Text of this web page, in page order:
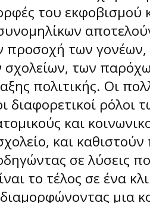
του εκφοβισμού
προσοχή των γονέων,
σχολείων, των
πολιτικής. Οι
διαφορετικοί ρόλοι
και
και
σε λύσεις
το τέλος σε ένα
μια